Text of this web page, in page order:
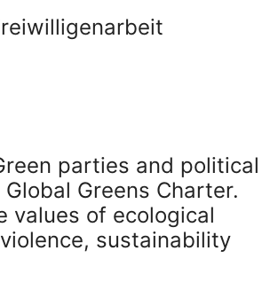
parties and political
Greens Charter.
values of ecological
sustainability